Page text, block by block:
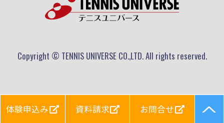
Copyright © TENNIS UNIVERSE CO.,LTD. All rights reserved.
体験申込み 資料請求 お問合せ